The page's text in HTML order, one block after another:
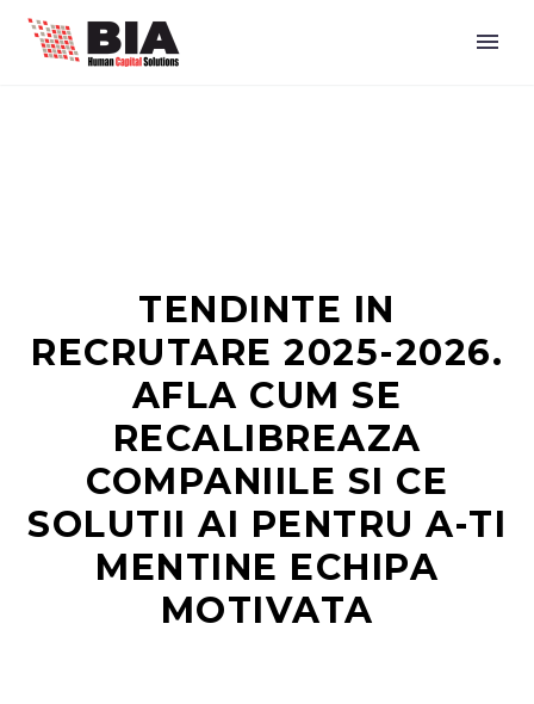
TENDINTE IN
RECRUTARE 2025-2026.
AFLA CUM SE
RECALIBREAZA
COMPANIILE SI CE
SOLUTII AI PENTRU A-TI
MENTINE ECHIPA
MOTIVATA